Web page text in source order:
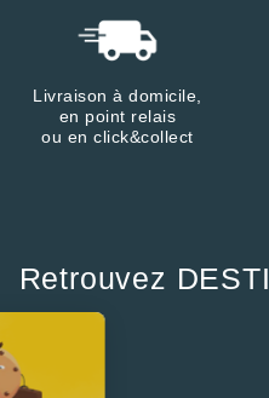
Livraison à domicile,
en point relais
ou en click&collect
Retrouvez